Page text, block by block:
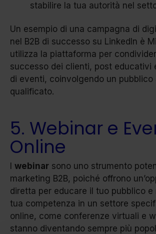
stabilire la tua autorità nel
Un esempio di una campagna di
nel B2B di successo su LinkedIn è
utilizza la piattaforma per
successo dei clienti, post educativi
di eventi, coinvolgendo un pubblico
qualificato.
5. Webinar e
Online
webinar sono uno strumento
marketing B2B, poiché offrono
diretta per educare il tuo pubblico e
tua competenza in un settore
online, come conferenze virtuali e
stanno diventando sempre più